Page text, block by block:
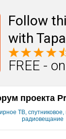
Follow
with
FREE -
проекта
ТВ, спутниковое,
радиовещание